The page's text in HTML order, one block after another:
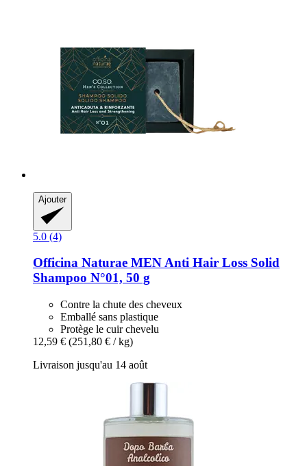
Ajouter
5.0 (4)
Officina Naturae MEN Anti Hair Loss Solid
Shampoo N°01, 50 g
Contre la chute des cheveux
Emballé sans plastique
Protège le cuir chevelu
12,59 € (251,80 € / kg)
Livraison jusqu'au 14 août